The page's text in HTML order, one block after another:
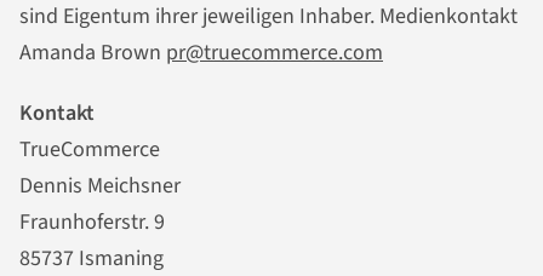
sind Eigentum ihrer jeweiligen Inhaber. Medienkontakt
Amanda Brown pr@truecommerce.com
Kontakt
TrueCommerce
Dennis Meichsner
Fraunhoferstr. 9
85737 Ismaning